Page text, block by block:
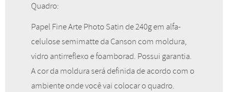
Quadro:
Papel Fine Arte Photo Satin de 240g em alfa-
celulose semimatte da Canson com moldura,
vidro antirreflexo e foamborad. Possui garantia.
A cor da moldura será definida de acordo com o
ambiente onde você vai colocar o quadro.